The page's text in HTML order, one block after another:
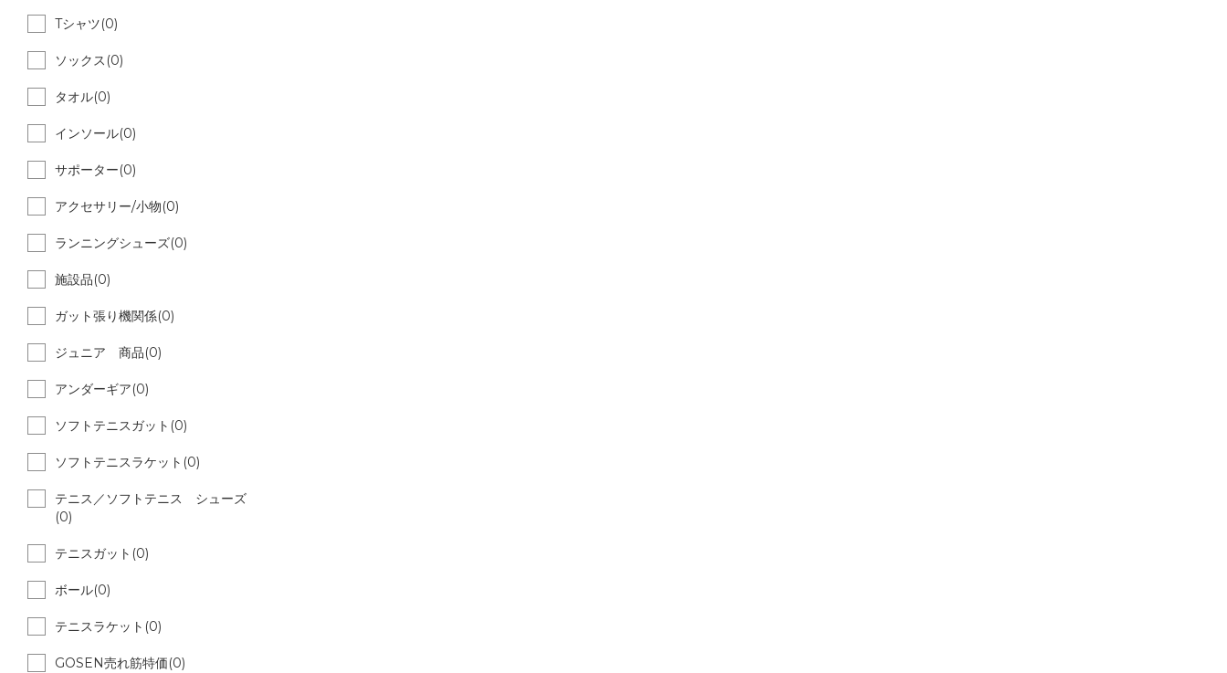
Tシャツ(0)
ソックス(0)
タオル(0)
インソール(0)
サポーター(0)
アクセサリー/小物(0)
ランニングシューズ(0)
施設品(0)
ガット張り機関係(0)
ジュニア 商品(0)
アンダーギア(0)
ソフトテニスガット(0)
ソフトテニスラケット(0)
テニス／ソフトテニス シューズ
(0)
テニスガット(0)
ボール(0)
テニスラケット(0)
GOSEN売れ筋特価(0)